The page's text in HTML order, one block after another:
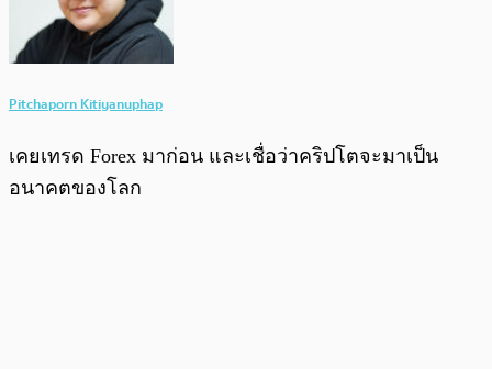
Pitchaporn Kitiyanuphap
เคยเทรด Forex มาก่อน และเชื่อว่าคริปโตจะมาเป็น
อนาคตของโลก